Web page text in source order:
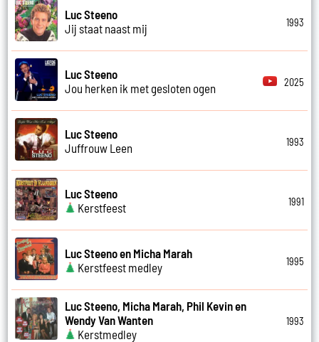
Luc Steeno
Jij staat naast mij
1993
Luc Steeno
Jou herken ik met gesloten ogen
2025
Luc Steeno
Juffrouw Leen
1993
Luc Steeno
Kerstfeest
1991
Luc Steeno en Micha Marah
Kerstfeest medley
1995
Luc Steeno, Micha Marah, Phil Kevin en
Wendy Van Wanten
Kerstmedley
1993